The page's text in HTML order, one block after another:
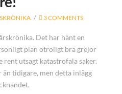
3 COMMENTS
Det har hänt en
plan otroligt bra grejor
rent utsagt katastrofala saker.
tidigare, men detta inlägg